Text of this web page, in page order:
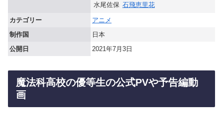
水尾佐保 石飛恵里花
カテゴリー
アニメ
制作国
日本
公開日
2021年7月3日
魔法科高校の優等生の公式PVや予告編動
画